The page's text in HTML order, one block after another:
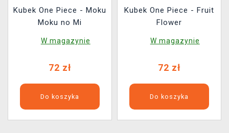
Kubek One Piece - Moku
Moku no Mi
W magazynie
72 zł
Do koszyka
Kubek One Piece - Fruit
Flower
W magazynie
72 zł
Do koszyka